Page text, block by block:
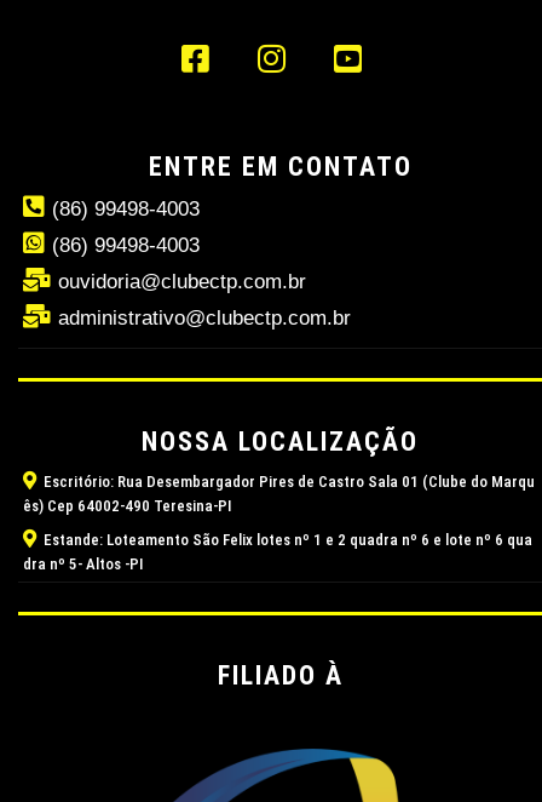
ENTRE EM CONTATO
(86) 99498-4003
(86) 99498-4003
ouvidoria@clubectp.com.br
administrativo@clubectp.com.br
NOSSA LOCALIZAÇÃO
Escritório: Rua Desembargador Pires de Castro Sala 01 (Clube do Marqu
ês) Cep 64002-490 Teresina-PI
Estande: Loteamento São Felix lotes nº 1 e 2 quadra nº 6 e lote nº 6 qua
dra nº 5- Altos -PI
FILIADO À